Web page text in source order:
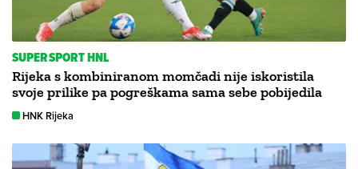
SUPERSPORT HNL
Rijeka s kombiniranom momčadi nije iskoristila
svoje prilike pa pogreškama sama sebe pobijedila
HNK Rijeka